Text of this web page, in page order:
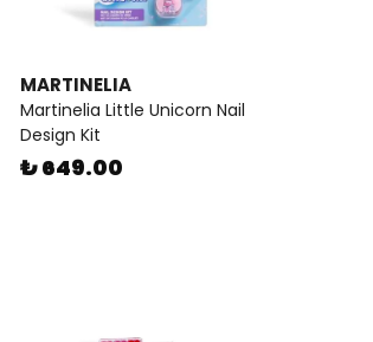
MARTINELIA
Martinelia Little Unicorn Nail
Design Kit
₺ 649.00